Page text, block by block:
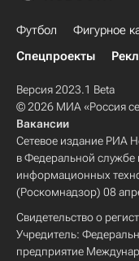
Футбол Фигурное
Спецпроекты
Версия 2023.1 Beta
© 2026 МИА «Россия
Вакансии
Сетевое издание РИА
в Федеральной службе
информационных
(Роскомнадзор) 08
Свидетельство о
Учредитель:
предприятие